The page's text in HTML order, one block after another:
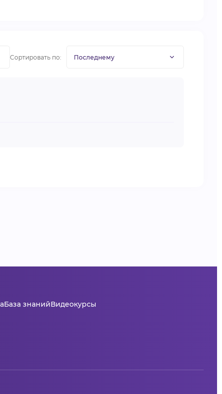
Сортировать по:
База знанийВидеокурсы